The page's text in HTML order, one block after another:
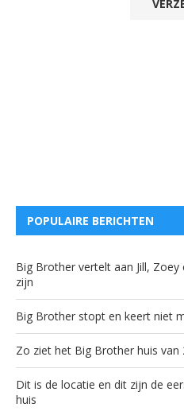
POPULAIRE BERICHTEN
Big Brother vertelt aan Jill,
zijn
Big Brother stopt en keert niet
Zo ziet het Big Brother huis van
Dit is de locatie en dit zijn de
huis